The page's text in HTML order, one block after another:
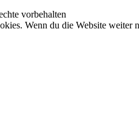
vorbehalten
Wenn du die Website weiter